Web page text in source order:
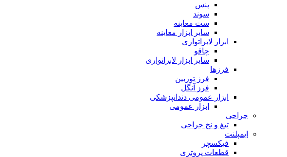
پنس
سوند
ست معاینه
سایر ابزار معاینه
ابزار لابراتواری
چاقو
سایر ابزار لابراتواری
فرزها
فرز توربین
فرز آنگل
ابزار عمومی دندانپزشکی
ابزار عمومی
جراحی
تیغ و نخ جراحی
ایمپلنت
فیکسچر
قطعات پروتزی